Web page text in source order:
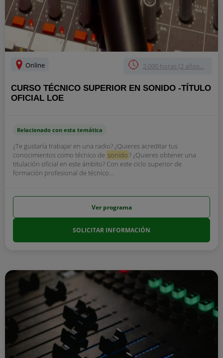
Online 2.000 horas (2 años...
CURSO TÉCNICO SUPERIOR EN SONIDO -TÍTULO
OFICIAL LOE
Relacionado con esta temática
¿Te gustaría trabajar en una radio? ¿Quieres acreditar tus
conocimientos como técnico de sonido? ¿Quieres obtener una
titulación oficial en este ámbito? Con este ciclo superior de
formación profesional de técnico...
Ver programa
SOLICITAR INFORMACIÓN